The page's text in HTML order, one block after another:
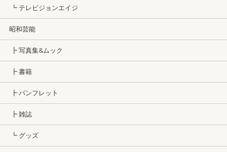
┗ テレビジョンエイジ
昭和芸能
┣ 写真集&ムック
┣ 書籍
┣ パンフレット
┣ 雑誌
┗ グッズ